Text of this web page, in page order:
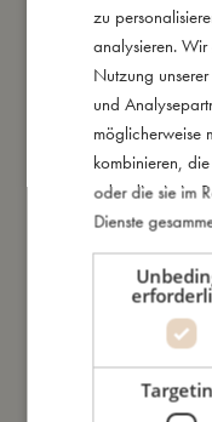
die Oberfläche kleine
lediglich durch die
Meine besonderen
– Gefertigt aus ABS-
– Handgepäckgröße
Fluggesellschaften
– Maße: 38,5 _ 32,5 _
– Teleskopgriff und
– Innenraum mit
zu
analysieren.
Nutzung
und
möglicherweise
kombinieren,
oder die sie im
Dienste